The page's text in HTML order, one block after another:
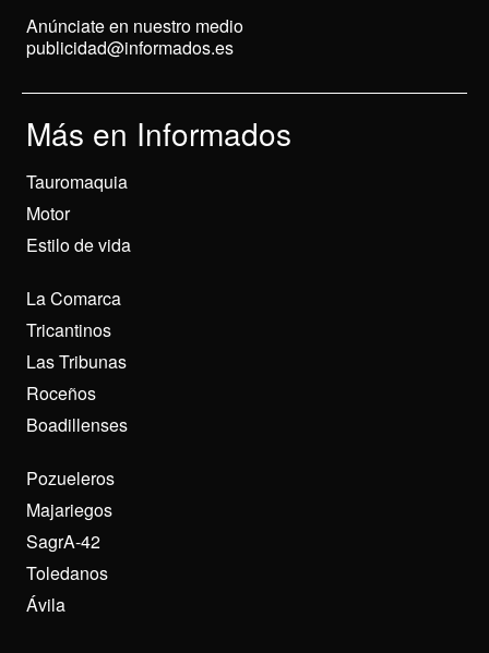
Anúnciate en nuestro medio
publicidad@informados.es
Más en Informados
Tauromaquia
Motor
Estilo de vida
La Comarca
Tricantinos
Las Tribunas
Roceños
Boadillenses
Pozueleros
Majariegos
SagrA-42
Toledanos
Ávila